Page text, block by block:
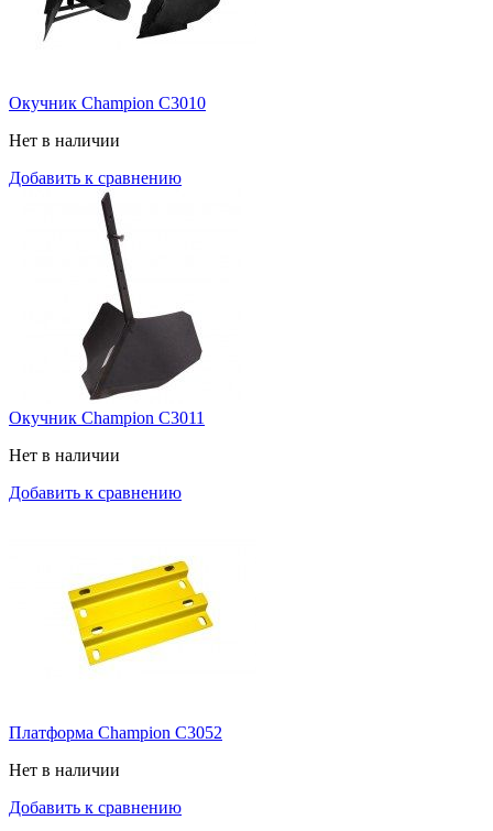
Окучник Champion C3010
Нет в наличии
Добавить к сравнению
Окучник Champion C3011
Нет в наличии
Добавить к сравнению
Платформа Champion C3052
Нет в наличии
Добавить к сравнению